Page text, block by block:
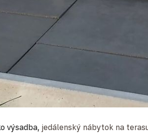
výsadba, jedálenský nábytok na